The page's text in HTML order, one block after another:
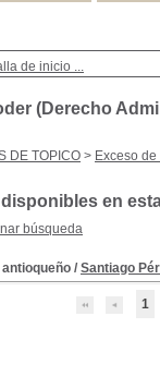
de inicio ...
(Derecho
DE TOPICO > Exceso
en
búsqueda
/ Santiago
1